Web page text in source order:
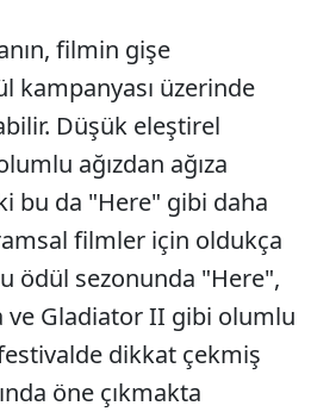
filmin gişe
kampanyası üzerinde
Düşük eleştirel
ağızdan ağıza
bu da "Here" gibi daha
filmler için oldukça
ödül sezonunda "Here",
ve Gladiator II gibi olumlu
dikkat çekmiş
öne çıkmakta